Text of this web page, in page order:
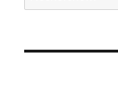
pour :